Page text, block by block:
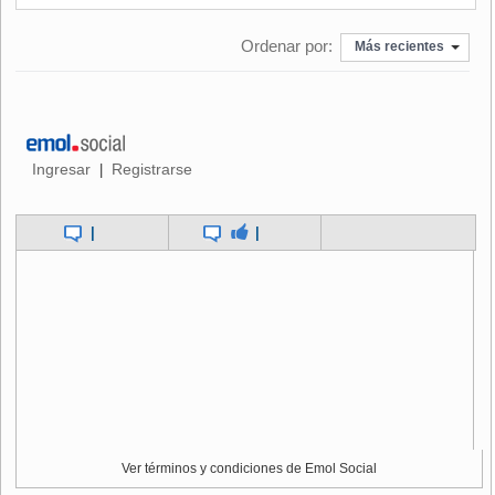
autorización para construir en una zona concesionada este
serie de decks, bancas de piedra y árboles nativos, que
darán sombra para la permanencia. Asimismo, se incorpora
Otro punto, es la aplicación de un “
Ordenar por: Más recientes
Ingresar | Registrarse
| |
Ver términos y condiciones de Emol Social